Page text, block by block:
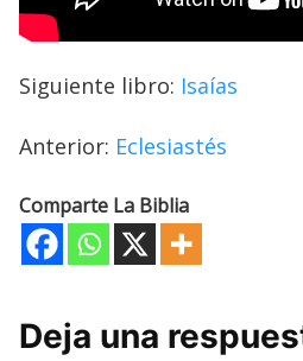
Siguiente libro: Isaías
Anterior: Eclesiastés
Comparte La Biblia
Deja una